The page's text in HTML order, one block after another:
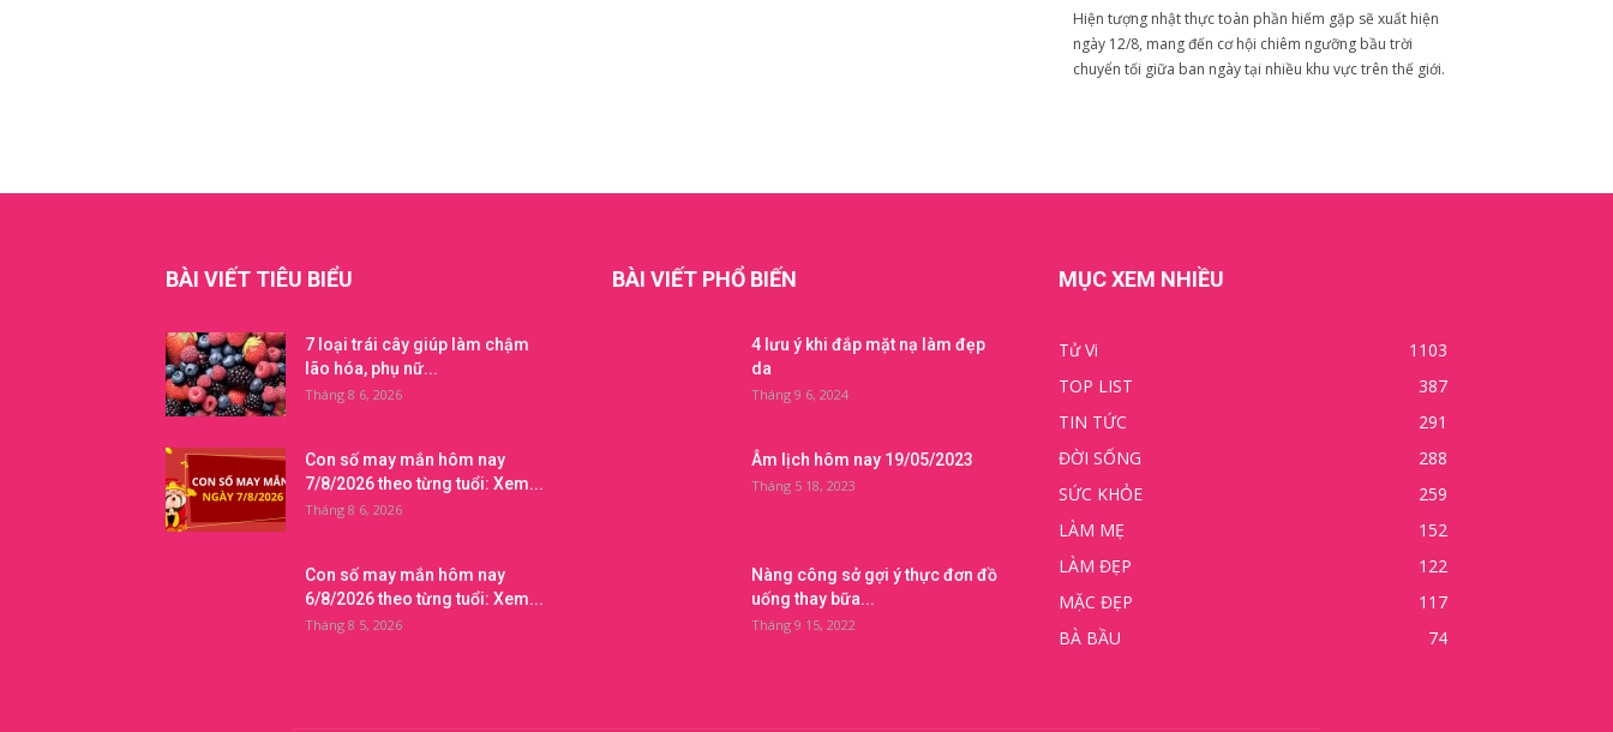
Hiện tượng nhật thực toàn phần hiếm gặp sẽ xuất hiện
ngày 12/8, mang đến cơ hội chiêm ngưỡng bầu trời
chuyển tối giữa ban ngày tại nhiều khu vực trên thế giới.
BÀI VIẾT TIÊU BIỂU
7 loại trái cây giúp làm chậm
lão hóa, phụ nữ...
Tháng 8 6, 2026
Con số may mắn hôm nay
7/8/2026 theo từng tuổi: Xem...
Tháng 8 6, 2026
Con số may mắn hôm nay
6/8/2026 theo từng tuổi: Xem...
Tháng 8 5, 2026
BÀI VIẾT PHỔ BIẾN
4 lưu ý khi đắp mặt nạ làm đẹp
da
Tháng 9 6, 2024
Âm lịch hôm nay 19/05/2023
Tháng 5 18, 2023
Nàng công sở gợi ý thực đơn đồ
uống thay bữa...
Tháng 9 15, 2022
MỤC XEM NHIỀU
Tử Vi
1103
TOP LIST
387
TIN TỨC
291
ĐỜI SỐNG
288
SỨC KHỎE
259
LÀM MẸ
152
LÀM ĐẸP
122
MẶC ĐẸP
117
BÀ BẦU
74